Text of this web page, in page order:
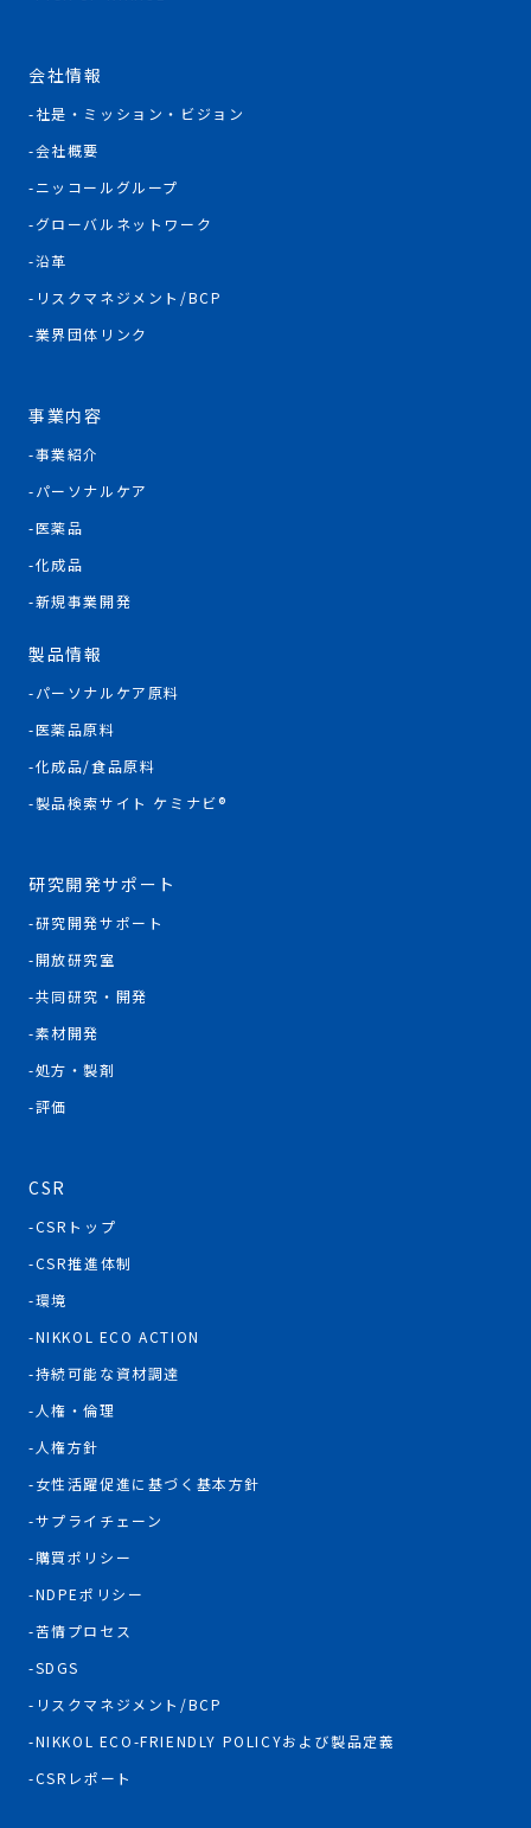
会社情報
社是・ミッション・ビジョン
会社概要
ニッコールグループ
グローバルネットワーク
沿革
リスクマネジメント/BCP
業界団体リンク
事業内容
事業紹介
パーソナルケア
医薬品
化成品
新規事業開発
製品情報
パーソナルケア原料
医薬品原料
化成品/食品原料
製品検索サイト ケミナビ®
研究開発サポート
研究開発サポート
開放研究室
共同研究・開発
素材開発
処方・製剤
評価
CSR
CSRトップ
CSR推進体制
環境
NIKKOL ECO ACTION
持続可能な資材調達
人権・倫理
人権方針
女性活躍促進に基づく基本方針
サプライチェーン
購買ポリシー
NDPEポリシー
苦情プロセス
SDGS
リスクマネジメント/BCP
NIKKOL ECO-FRIENDLY POLICYおよび製品定義
CSRレポート